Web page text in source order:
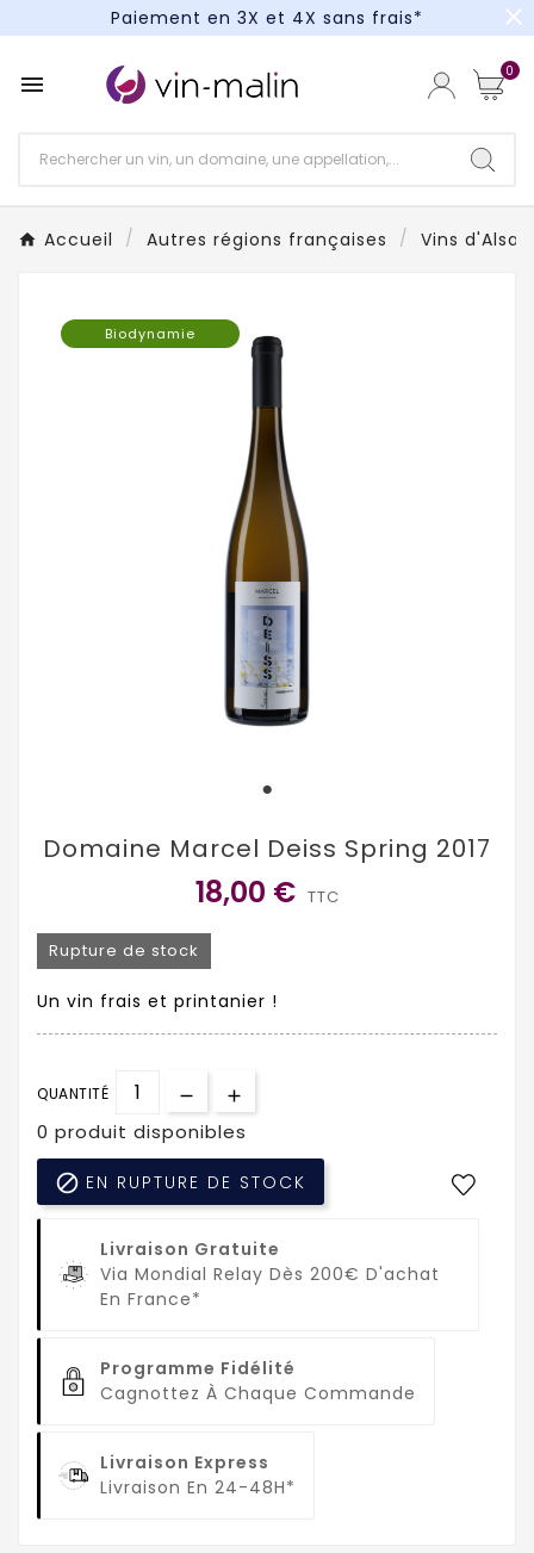
Paiement en 3X et 4X sans frais*
Paiement en 3X et 4X sans frais*
close
 0
Accueil Autres régions françaises Vins
Biodynamie
Domaine Marcel Deiss Spring 2017
18,00 € TTC
Rupture de stock
Un vin frais et printanier !
QUANTITÉ
0 produit disponibles
 EN RUPTURE DE STOCK
Livraison Gratuite
Via Mondial Relay Dès 200€ D'achat
En France*
Programme Fidélité
Cagnottez À Chaque Commande
Livraison Express
Livraison En 24-48H*